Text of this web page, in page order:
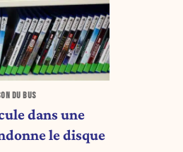
DU BUS
dans une
le disque